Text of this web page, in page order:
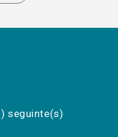
seguinte(s)